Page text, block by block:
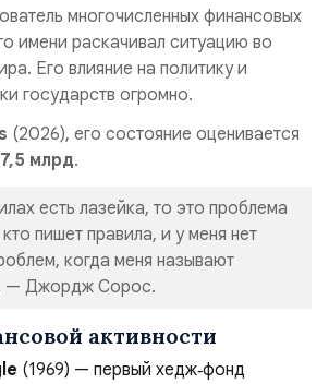
многочисленных финансовых
имени раскачивал ситуацию во
Его влияние на политику и
государств огромно.
(2026), его состояние оценивается
млрд.
есть лазейка, то это проблема
пишет правила, и у меня нет
когда меня называют
— Джордж Сорос.
активности
(1969) — первый хедж‑фонд